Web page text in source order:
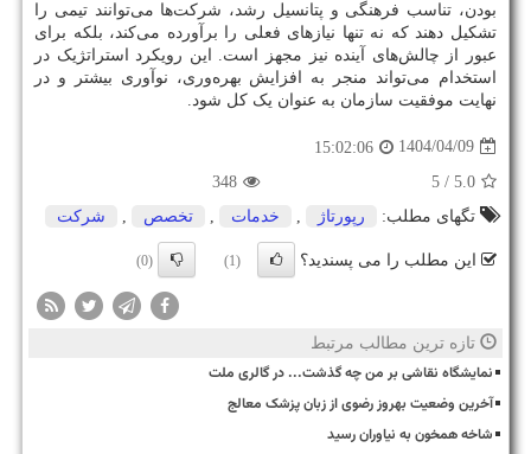
بودن، تناسب فرهنگی و پتانسیل رشد، شرکت‌ها می‌توانند تیمی را
تشکیل دهند که نه تنها نیازهای فعلی را برآورده می‌کند، بلکه برای
عبور از چالش‌های آینده نیز مجهز است. این رویکرد استراتژیک در
استخدام می‌تواند منجر به افزایش بهره‌وری، نوآوری بیشتر و در
نهایت موفقیت سازمان به عنوان یک کل شود.
1404/04/09
15:02:06
5.0
/ 5
348
تگهای مطلب:
رپورتاژ , خدمات , تخصص , شركت
این مطلب را می پسندید؟ (1)
(0)
تازه ترین مطالب مرتبط
نمایشگاه نقاشی بر من چه گذشت... در گالری ملت
آخرین وضعیت بهروز رضوی از زبان پزشک معالج
شاخه همخون به نیاوران رسید